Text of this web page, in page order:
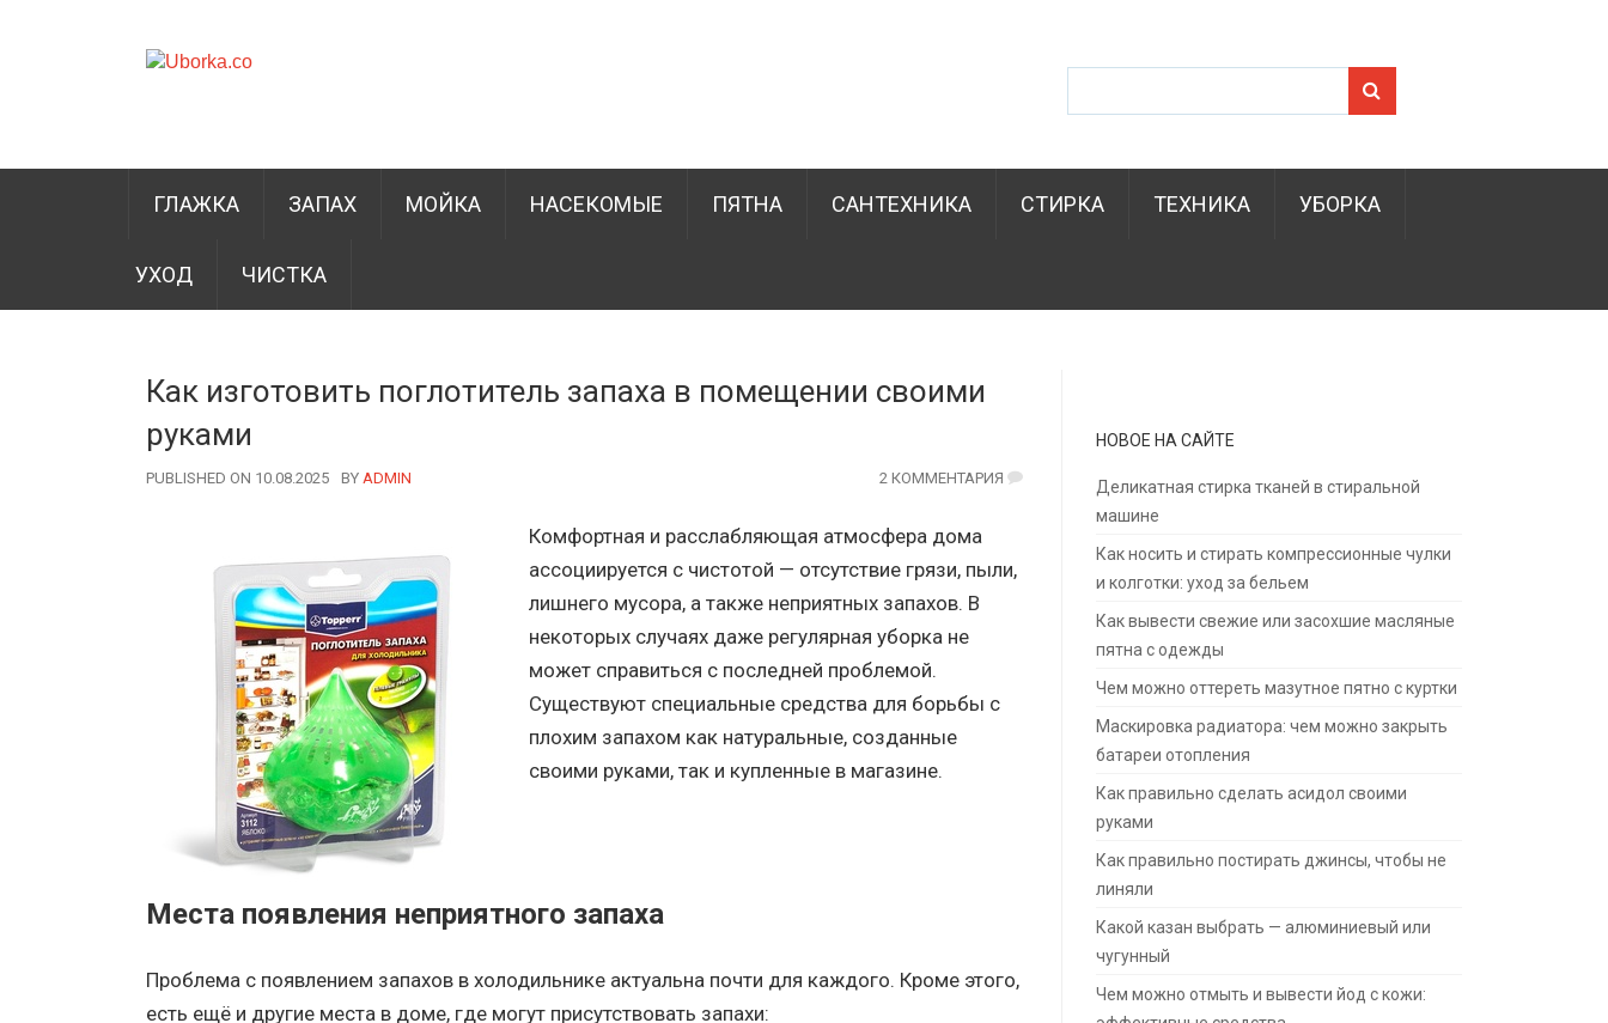
ГЛАЖКА ЗАПАХ МОЙКА НАСЕКОМЫЕ ПЯТНА САНТЕХНИКА СТИРКА ТЕХНИКА УБОРКА
УХОД ЧИСТКА
Как изготовить поглотитель запаха в помещении своими
руками
PUBLISHED ON 10.08.2025 BY AUTHOR
ADMIN 2 КОММЕНТАРИЯ
Комфортная и расслабляющая атмосфера дома
ассоциируется с чистотой — отсутствие грязи, пыли,
лишнего мусора, а также неприятных запахов. В
некоторых случаях даже регулярная уборка не
может справиться с последней проблемой.
Существуют специальные средства для борьбы с
плохим запахом как натуральные, созданные
своими руками, так и купленные в магазине.
Места появления неприятного запаха
Проблема с появлением запахов в холодильнике актуальна почти для каждого. Кроме этого,
есть ещё и другие места в доме, где могут присутствовать запахи:
НОВОЕ НА САЙТЕ
Деликатная стирка тканей в стиральной
машине
Как носить и стирать компрессионные чулки
и колготки: уход за бельем
Как вывести свежие или засохшие масляные
пятна с одежды
Чем можно оттереть мазутное пятно с куртки
Маскировка радиатора: чем можно закрыть
батареи отопления
Как правильно сделать асидол своими
руками
Как правильно постирать джинсы, чтобы не
линяли
Какой казан выбрать — алюминиевый или
чугунный
Чем можно отмыть и вывести йод с кожи: